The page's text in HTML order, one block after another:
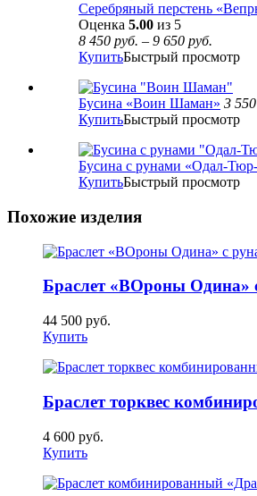
Серебряный перстень
Оценка 5.00 из 5
8 450 руб. – 9 650 руб.
КупитьБыстрый просмотр
Бусина «Воин Шаман» 3 550
КупитьБыстрый просмотр
Бусина с рунами «Одал-
КупитьБыстрый просмотр
Похожие изделия
Браслет «ВОроны Одина»
44 500 руб.
Купить
Браслет торквес
4 600 руб.
Купить